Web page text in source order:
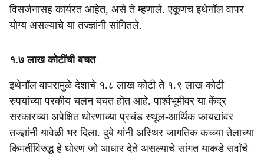
विसर्जनासह कार्यरत आहेत, असे ते म्हणाले. एकूणच इथेनॉल वापर
योग्य असल्याचे या तज्ज्ञांनी सांगितले.
१.७ लाख कोटींची बचत
इथेनॉल वापरामुळे देशाचे १.८ लाख कोटी ते १.९ लाख कोटी
रुपयांच्या परकीय चलन बचत होत आहे. पार्श्वभूमीवर या केंद्र
सरकारच्या अपेक्षित धोरणाच्या प्रचंड स्थूल-आर्थिक फायद्यांवर
तज्ज्ञांनी यावेळी भर दिला. दुबे यांनी अस्थिर जागतिक कच्च्या तेलाच्या
किमतींविरुद्ध हे धोरण जो आधार देते असल्याचे सांगत याकडे सर्वांचे